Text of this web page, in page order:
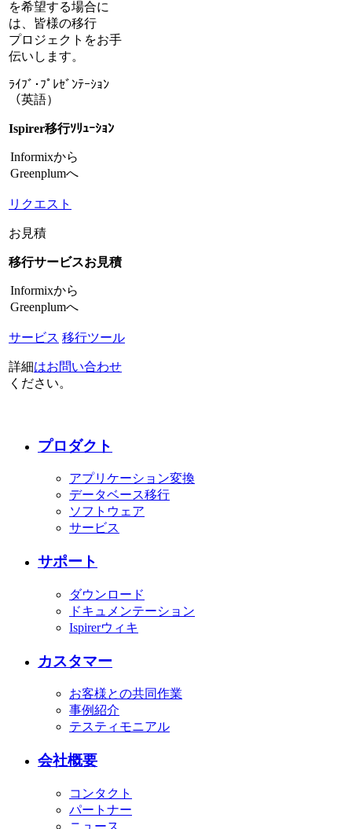
を希望する場合に
は、皆様の移行
プロジェクトをお手
伝いします。
ﾗｲﾌﾞ･ﾌﾟﾚｾﾞﾝﾃｰｼｮﾝ
（英語）
Ispirer移行ｿﾘｭｰｼｮﾝ
Informixから
Greenplumへ
リクエスト
お見積
移行サービスお見積
Informixから
Greenplumへ
サービス 移行ツール
詳細はお問い合わせ
ください。
プロダクト
アプリケーション変換
データベース移行
ソフトウェア
サービス
サポート
ダウンロード
ドキュメンテーション
Ispirerウィキ
カスタマー
お客様との共同作業
事例紹介
テスティモニアル
会社概要
コンタクト
パートナー
ニュース